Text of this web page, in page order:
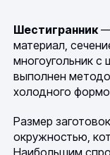
Шестигранник—
материал,
многоугольник
выполнен
холодного
Размер
окружностью,